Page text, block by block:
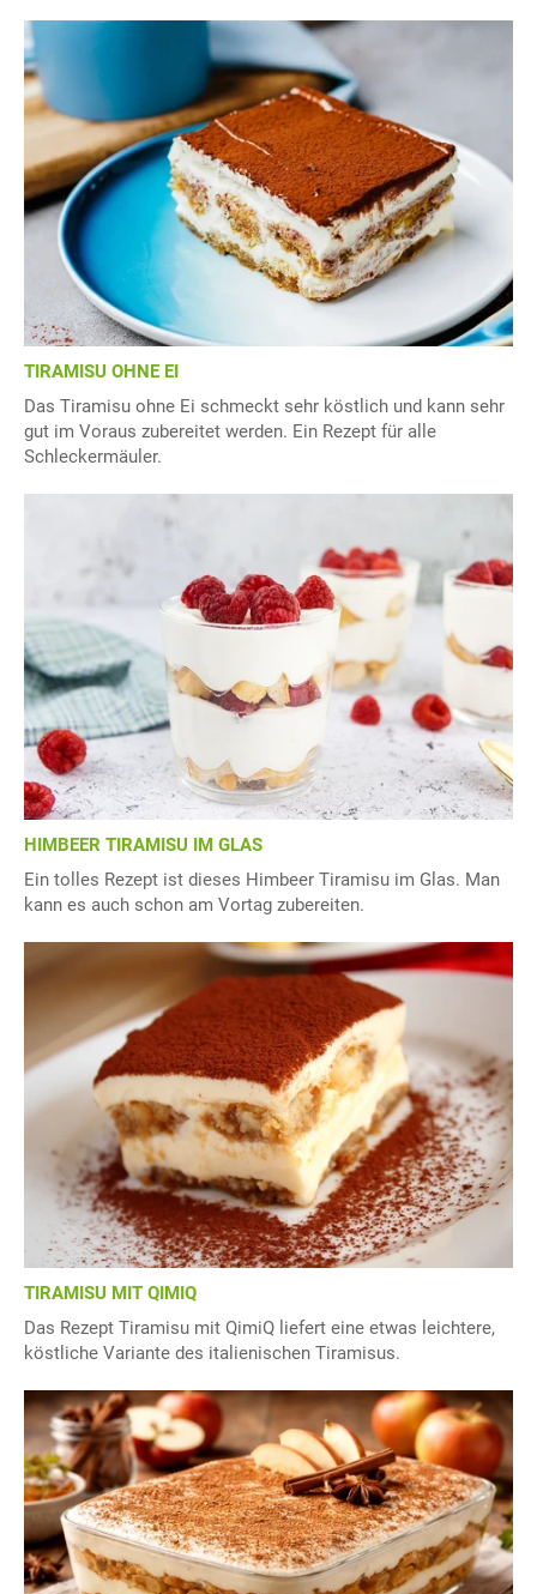
TIRAMISU OHNE EI
Das Tiramisu ohne Ei schmeckt sehr köstlich und kann sehr
gut im Voraus zubereitet werden. Ein Rezept für alle
Schleckermäuler.
HIMBEER TIRAMISU IM GLAS
Ein tolles Rezept ist dieses Himbeer Tiramisu im Glas. Man
kann es auch schon am Vortag zubereiten.
TIRAMISU MIT QIMIQ
Das Rezept Tiramisu mit QimiQ liefert eine etwas leichtere,
köstliche Variante des italienischen Tiramisus.